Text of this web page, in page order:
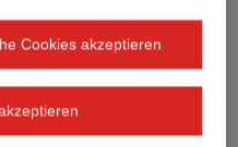
Cookies akzeptieren